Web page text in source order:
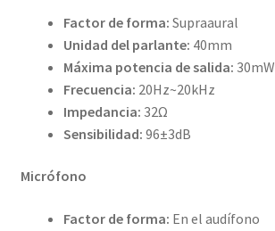
Factor de forma: Supraaural
Unidad del parlante: 40mm
Máxima potencia de salida: 30mW
Frecuencia: 20Hz~20kHz
Impedancia: 32Ω
Sensibilidad: 96±3dB
Micrófono
Factor de forma: En el audífono